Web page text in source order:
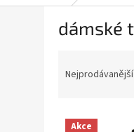
dámské
n
Nejprodávanější
V Akce